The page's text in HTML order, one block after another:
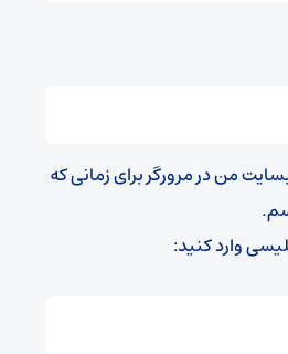
من در مرورگر برای زمانی که
وارد کنید: